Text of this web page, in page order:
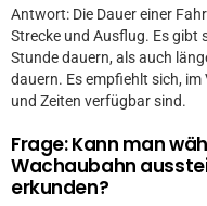
Antwort: Die Dauer einer
Strecke und Ausflug. Es gibt
Stunde dauern, als auch
dauern. Es empfiehlt sich,
und Zeiten verfügbar sind.
Frage: Kann man
Wachaubahn
erkunden?